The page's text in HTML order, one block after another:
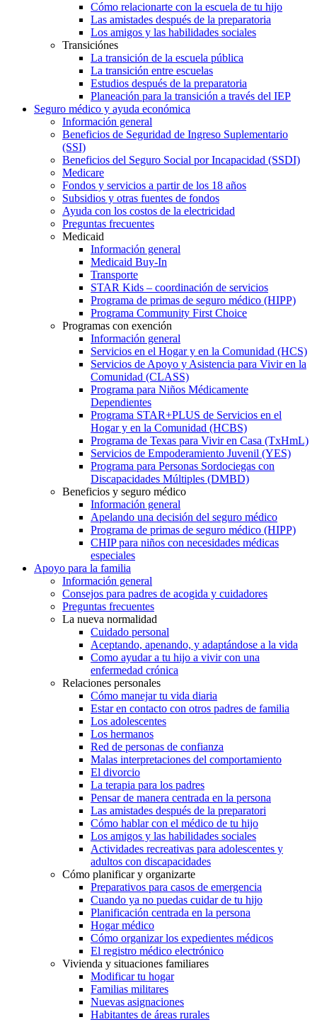
Cómo relacionarte con la escuela de tu hijo
Las amistades después de la preparatoria
Los amigos y las habilidades sociales
Transiciónes
La transición de la escuela pública
La transición entre escuelas
Estudios después de la preparatoria
Planeación para la transición a través del IEP
Seguro médico y ayuda económica
Información general
Beneficios de Seguridad de Ingreso Suplementario
(SSI)
Beneficios del Seguro Social por Incapacidad (SSDI)
Medicare
Fondos y servicios a partir de los 18 años
Subsidios y otras fuentes de fondos
Ayuda con los costos de la electricidad
Preguntas frecuentes
Medicaid
Información general
Medicaid Buy-In
Transporte
STAR Kids – coordinación de servicios
Programa de primas de seguro médico (HIPP)
Programa Community First Choice
Programas con exención
Información general
Servicios en el Hogar y en la Comunidad (HCS)
Servicios de Apoyo y Asistencia para Vivir en la
Comunidad (CLASS)
Programa para Niños Médicamente
Dependientes
Programa STAR+PLUS de Servicios en el
Hogar y en la Comunidad (HCBS)
Programa de Texas para Vivir en Casa (TxHmL)
Servicios de Empoderamiento Juvenil (YES)
Programa para Personas Sordociegas con
Discapacidades Múltiples (DMBD)
Beneficios y seguro médico
Información general
Apelando una decisión del seguro médico
Programa de primas de seguro médico (HIPP)
CHIP para niños con necesidades médicas
especiales
Apoyo para la familia
Información general
Consejos para padres de acogida y cuidadores
Preguntas frecuentes
La nueva normalidad
Cuidado personal
Aceptando, apenando, y adaptándose a la vida
Como ayudar a tu hijo a vivir con una
enfermedad crónica
Relaciones personales
Cómo manejar tu vida diaria
Estar en contacto con otros padres de familia
Los adolescentes
Los hermanos
Red de personas de confianza
Malas interpretaciones del comportamiento
El divorcio
La terapia para los padres
Pensar de manera centrada en la persona
Las amistades después de la preparatori
Cómo hablar con el médico de tu hijo
Los amigos y las habilidades sociales
Actividades recreativas para adolescentes y
adultos con discapacidades
Cómo planificar y organizarte
Preparativos para casos de emergencia
Cuando ya no puedas cuidar de tu hijo
Planificación centrada en la persona
Hogar médico
Cómo organizar los expedientes médicos
El registro médico electrónico
Vivienda y situaciones familiares
Modificar tu hogar
Familias militares
Nuevas asignaciones
Habitantes de áreas rurales